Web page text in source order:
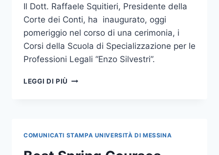
Il Dott. Raffaele Squitieri, Presidente della
Corte dei Conti, ha inaugurato, oggi
pomeriggio nel corso di una cerimonia, i
Corsi della Scuola di Specializzazione per le
Professioni Legali “Enzo Silvestri”.
LEGGI DI PIÙ IL
DELL’ATENEO
COMUNICATI STAMPA UNIVERSITÀ DI MESSINA